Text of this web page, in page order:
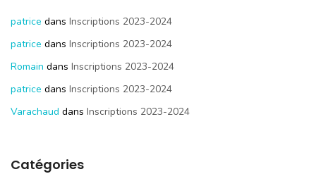
patrice dans Inscriptions 2023-2024
patrice dans Inscriptions 2023-2024
Romain dans Inscriptions 2023-2024
patrice dans Inscriptions 2023-2024
Varachaud dans Inscriptions 2023-2024
Catégories